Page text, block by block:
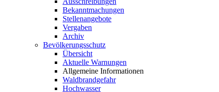
Bekanntmachungen
Stellenangebote
Vergaben
Archiv
Bevölkerungsschutz
Übersicht
Aktuelle Warnungen
Allgemeine Informationen
Waldbrandgefahr
Hochwasser